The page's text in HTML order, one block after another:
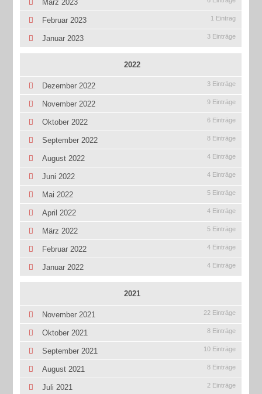
März 2023
Februar 2023 1 Eintrag
Januar 2023 3 Einträge
2022
Dezember 2022 3 Einträge
November 2022 9 Einträge
Oktober 2022 6 Einträge
September 2022 8 Einträge
August 2022 4 Einträge
Juni 2022 4 Einträge
Mai 2022 5 Einträge
April 2022 4 Einträge
März 2022 5 Einträge
Februar 2022 4 Einträge
Januar 2022 4 Einträge
2021
November 2021 22 Einträge
Oktober 2021 8 Einträge
September 2021 10 Einträge
August 2021 8 Einträge
Juli 2021 2 Einträge